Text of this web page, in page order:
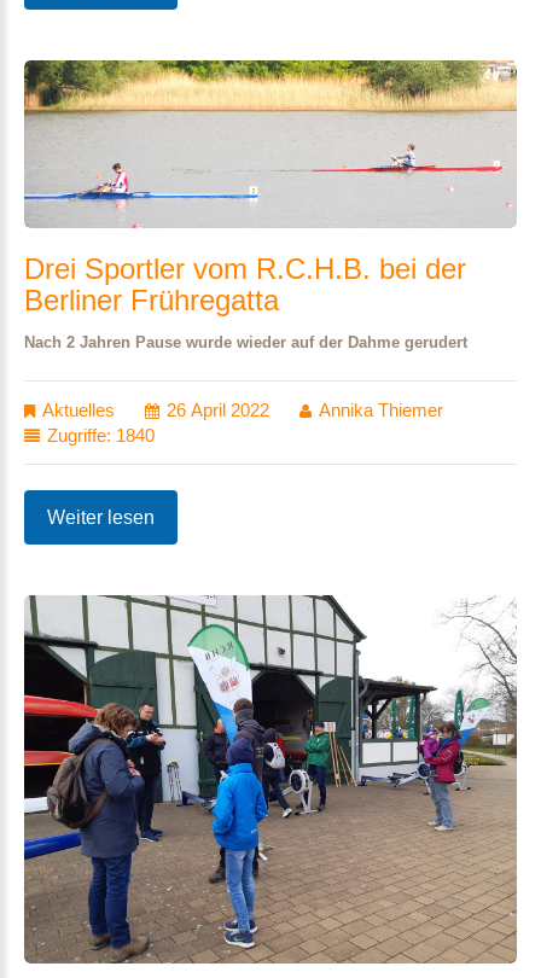
Drei Sportler vom R.C.H.B. bei der
Berliner Frühregatta
Nach 2 Jahren Pause wurde wieder auf der Dahme gerudert
Aktuelles 26 April 2022
Annika Thiemer
Zugriffe: 1840
Weiter lesen